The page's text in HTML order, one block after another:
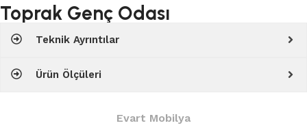
Toprak Genç Odası
Teknik Ayrıntılar
Ürün Ölçüleri
Evart Mobilya